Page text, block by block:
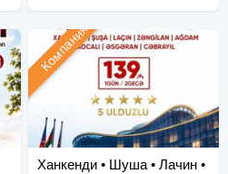
Ханкенди • Шуша • Лачин •
Компания